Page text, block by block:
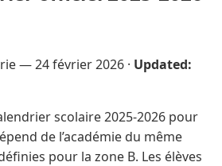
—24 février 2026 · Updated:
scolaire 2025-2026 pour
de l’académie du même
pour la zone B. Les élèves